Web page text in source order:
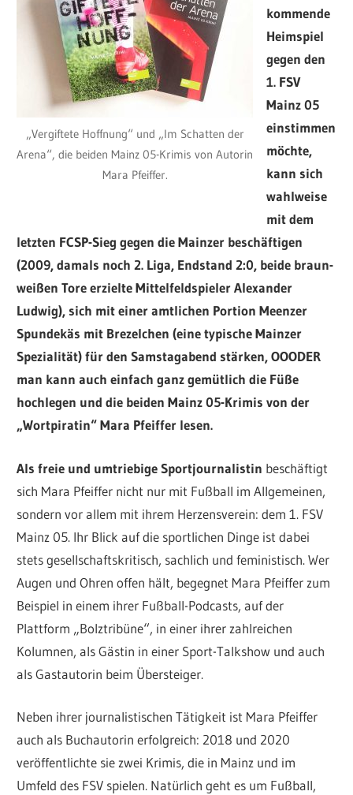
„Vergiftete Hoffnung“ und „Im Schatten der
Arena“, die beiden Mainz 05-Krimis von Autorin
Mara Pfeiffer.
kommende
Heimspiel
gegen den
1. FSV
Mainz 05
einstimmen
möchte,
kann sich
wahlweise
mit dem
letzten FCSP-Sieg gegen die Mainzer beschäftigen
(2009, damals noch 2. Liga, Endstand 2:0, beide braun-
weißen Tore erzielte Mittelfeldspieler Alexander
Ludwig), sich mit einer amtlichen Portion Meenzer
Spundekäs mit Brezelchen (eine typische Mainzer
Spezialität) für den Samstagabend stärken, OOODER
man kann auch einfach ganz gemütlich die Füße
hochlegen und die beiden Mainz 05-Krimis von der
„Wortpiratin“ Mara Pfeiffer lesen.
Als freie und umtriebige Sportjournalistin beschäftigt
sich Mara Pfeiffer nicht nur mit Fußball im Allgemeinen,
sondern vor allem mit ihrem Herzensverein: dem 1. FSV
Mainz 05. Ihr Blick auf die sportlichen Dinge ist dabei
stets gesellschaftskritisch, sachlich und feministisch. Wer
Augen und Ohren offen hält, begegnet Mara Pfeiffer zum
Beispiel in einem ihrer Fußball-Podcasts, auf der
Plattform „Bolztribüne“, in einer ihrer zahlreichen
Kolumnen, als Gästin in einer Sport-Talkshow und auch
als Gastautorin beim Übersteiger.
Neben ihrer journalistischen Tätigkeit ist Mara Pfeiffer
auch als Buchautorin erfolgreich: 2018 und 2020
veröffentlichte sie zwei Krimis, die in Mainz und im
Umfeld des FSV spielen. Natürlich geht es um Fußball,